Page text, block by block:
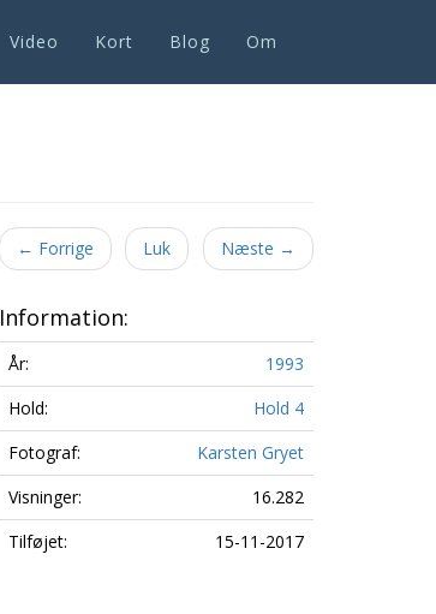
Video Kort Blog Om
← Forrige Luk Næste →
Information:
År:
1993
Hold:
Hold 4
Fotograf:
Karsten Gryet
Visninger:
16.282
Tilføjet:
15-11-2017